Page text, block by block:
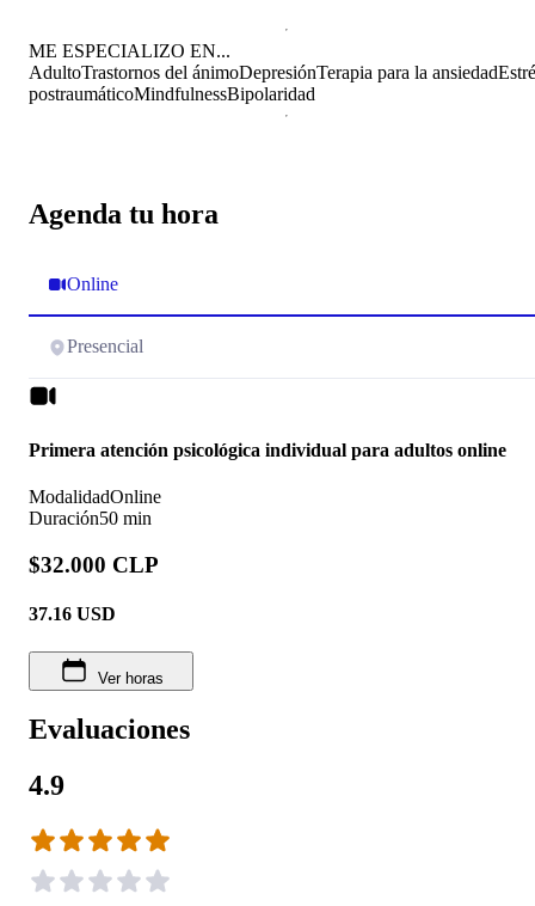
Agenda tu hora
Online
Presencial
Primera atención psicológica individual para adultos online
ModalidadOnline
Duración50 min
$32.000 CLP
37.16 USD
Ver horas
Evaluaciones
4.9
ME ESPECIALIZO EN...
AdultoTrastornos del ánimoDepresiónTerapia para la ansiedad
postraumáticoMindfulnessBipolaridad